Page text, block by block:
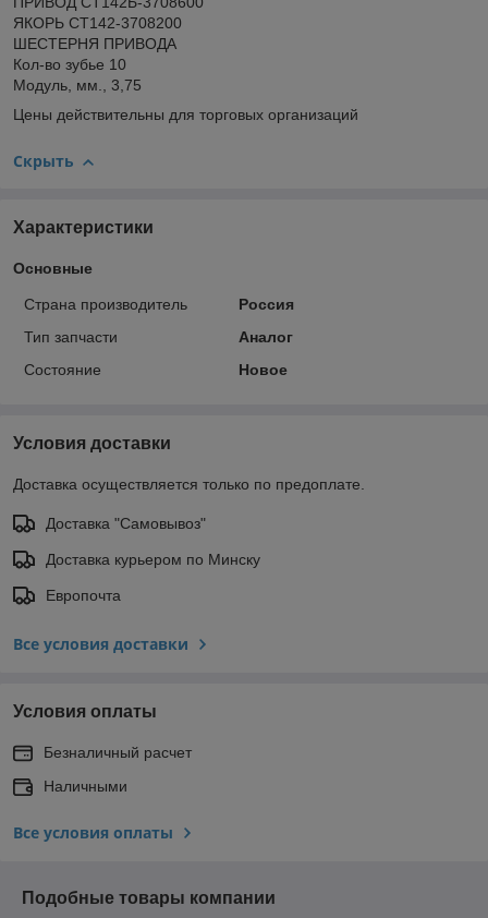
ЯКОРЬ СТ142-3708200
ШЕСТЕРНЯ ПРИВОДА
Кол-во зубье 10
Модуль, мм., 3,75
Цены действительны для торговых организаций
Скрыть
Характеристики
Основные
Страна производитель
Россия
Тип запчасти
Аналог
Состояние
Новое
Условия доставки
Доставка осуществляется только по предоплате.
Доставка "Самовывоз"
Доставка курьером по Минску
Европочта
Все условия доставки
Условия оплаты
Безналичный расчет
Наличными
Все условия оплаты
Подобные товары компании